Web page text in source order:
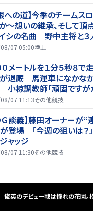
への道】今季のチームス
～想いの継承、そして頂
シの名曲 野中主将と３
張る…夏合宿特集第１弾
07 05:00陸上
０メートルを１分５秒８で
退厩 馬運車になかな
椋調教師「頑固ですが
07 11:13その他競技
Ｇ談義】藤田オーナーが
登場 「今週の狙いは？
ャッジ
07 11:30その他競技
俊英のデビュー戦は憧れの花園。